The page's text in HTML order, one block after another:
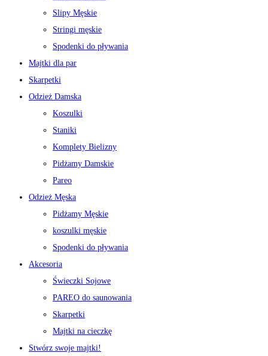
Slipy Męskie
Stringi męskie
Spodenki do pływania
Majtki dla par
Skarpetki
Odzież Damska
Koszulki
Staniki
Komplety Bielizny
Pidżamy Damskie
Pareo
Odzież Męska
Pidżamy Męskie
koszulki męskie
Spodenki do pływania
Akcesoria
Świeczki Sojowe
PAREO do saunowania
Skarpetki
Majtki na cieczkę
Stwórz swoje majtki!